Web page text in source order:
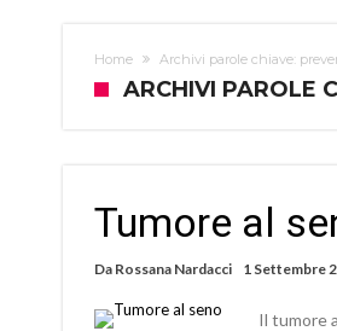
Home Archivi parole chiave:
ARCHIVI PAROLE
Tumore al
Da Rossana Nardacci 1 Settembre
Il tumore